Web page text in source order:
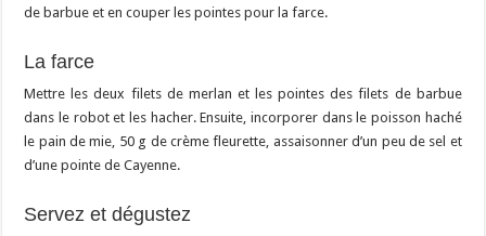
de barbue et en couper les pointes pour la farce.
La farce
Mettre les deux filets de merlan et les pointes des filets de barbue
dans le robot et les hacher. Ensuite, incorporer dans le poisson haché
le pain de mie, 50 g de crème fleurette, assaisonner d’un peu de sel et
d’une pointe de Cayenne.
Servez et dégustez